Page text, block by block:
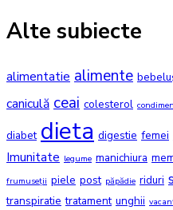
Alte subiecte
alimentatie alimente
caniculă ceai colesterol
diabet dieta digestie femei
Imunitate legume manichiura
frumuseții piele post păpădie riduri
transpiratie tratament unghii